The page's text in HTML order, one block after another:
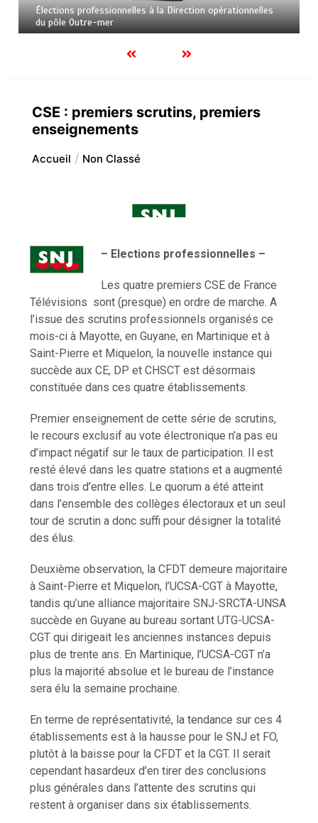
Élections professionnelles à la Direction opérationnelles
du pôle Outre-mer
CSE : premiers scrutins, premiers
enseignements
Accueil Non Classé
– Elections professionnelles –
Les quatre premiers CSE de France
Télévisions sont (presque) en ordre de marche. A
l’issue des scrutins professionnels organisés ce
mois-ci à Mayotte, en Guyane, en Martinique et à
Saint-Pierre et Miquelon, la nouvelle instance qui
succède aux CE, DP et CHSCT est désormais
constituée dans ces quatre établissements.
Premier enseignement de cette série de scrutins,
le recours exclusif au vote électronique n’a pas eu
d’impact négatif sur le taux de participation. Il est
resté élevé dans les quatre stations et a augmenté
dans trois d’entre elles. Le quorum a été atteint
dans l’ensemble des collèges électoraux et un seul
tour de scrutin a donc suffi pour désigner la totalité
des élus.
Deuxième observation, la CFDT demeure majoritaire
à Saint-Pierre et Miquelon, l’UCSA-CGT à Mayotte,
tandis qu’une alliance majoritaire SNJ-SRCTA-UNSA
succède en Guyane au bureau sortant UTG-UCSA-
CGT qui dirigeait les anciennes instances depuis
plus de trente ans. En Martinique, l’UCSA-CGT n’a
plus la majorité absolue et le bureau de l’instance
sera élu la semaine prochaine.
En terme de représentativité, la tendance sur ces 4
établissements est à la hausse pour le SNJ et FO,
plutôt à la baisse pour la CFDT et la CGT. Il serait
cependant hasardeux d’en tirer des conclusions
plus générales dans l’attente des scrutins qui
restent à organiser dans six établissements.